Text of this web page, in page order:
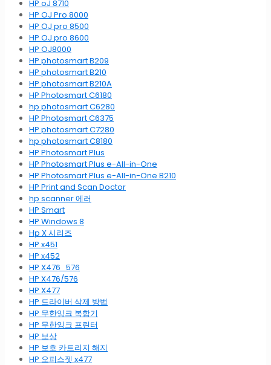
HP oJ 8710
HP OJ Pro 8000
HP OJ pro 8500
HP OJ pro 8600
HP OJ8000
HP photosmart B209
HP photosmart B210
HP photosmart B210A
HP Photosmart C6180
hp photosmart C6280
HP Photosmart C6375
HP photosmart C7280
hp photosmart C8180
HP Photosmart Plus
HP Photosmart Plus e-All-in-One
HP Photosmart Plus e-All-in-One B210
HP Print and Scan Doctor
hp scanner 에러
HP Smart
HP Windows 8
Hp X 시리즈
HP x451
HP x452
HP X476_576
HP X476/576
HP X477
HP 드라이버 삭제 방법
HP 무한잉크 복합기
HP 무한잉크 프린터
HP 보상
HP 보호 카트리지 해지
HP 오피스젯 x477